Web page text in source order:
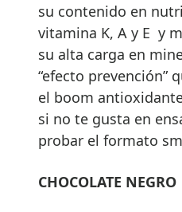
su contenido en
vitamina K, A y E y
su alta carga en
“efecto prevención”
el boom
si no te gusta en
probar el formato
CHOCOLATE NEGRO